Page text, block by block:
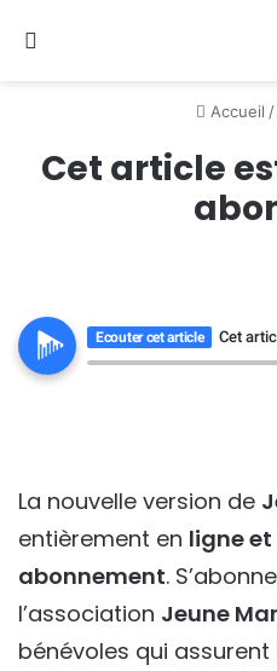
Accueil /
Cet article
Ecouter cet article Cet
La nouvelle version de
entièrement en ligne
abonnement.
l’association Jeune
bénévoles qui